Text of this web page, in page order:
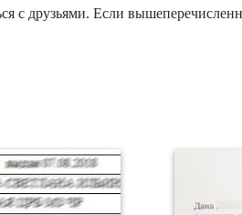
с друзьями. Если